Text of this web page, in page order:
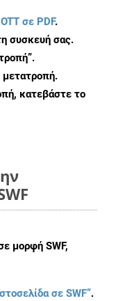
OTT σε PDF.
συσκευή σας.
.
μετατροπή.
κατεβάστε το
μορφή SWF,
σε SWF”.